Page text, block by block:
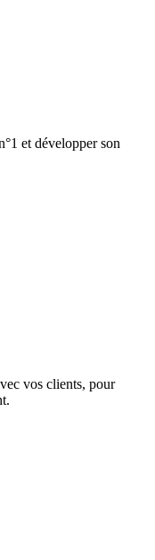
et développer son
vos clients, pour